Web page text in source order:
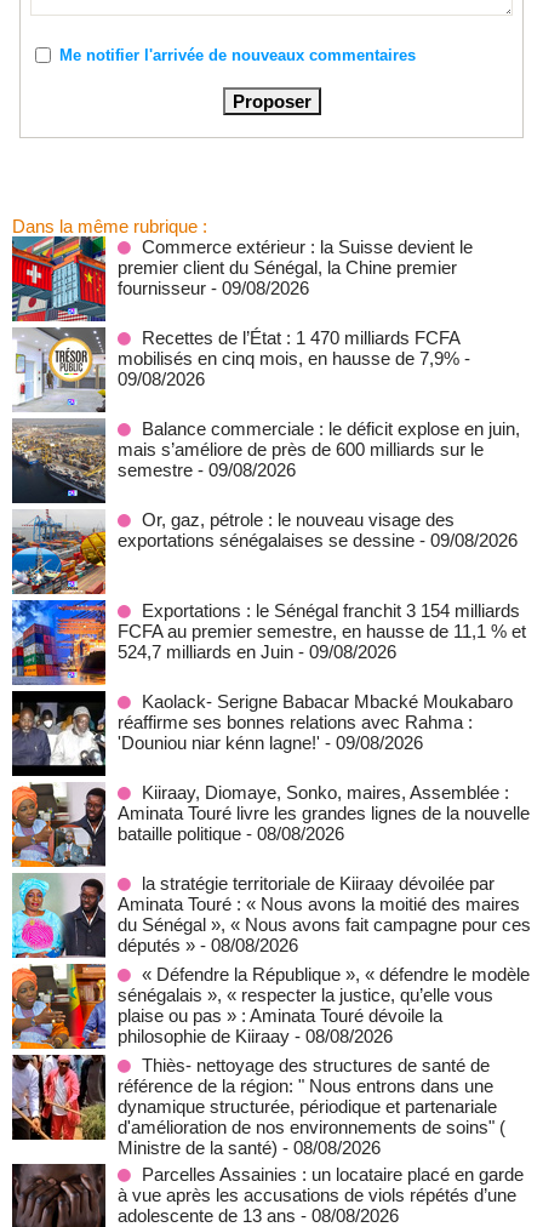
Me notifier l'arrivée de nouveaux commentaires
Dans la même rubrique :
Commerce extérieur : la Suisse devient le
premier client du Sénégal, la Chine premier
fournisseur - 09/08/2026
Recettes de l’État : 1 470 milliards FCFA
mobilisés en cinq mois, en hausse de 7,9% -
09/08/2026
Balance commerciale : le déficit explose en juin,
mais s’améliore de près de 600 milliards sur le
semestre - 09/08/2026
Or, gaz, pétrole : le nouveau visage des
exportations sénégalaises se dessine - 09/08/2026
Exportations : le Sénégal franchit 3 154 milliards
FCFA au premier semestre, en hausse de 11,1 % et
524,7 milliards en Juin - 09/08/2026
Kaolack- Serigne Babacar Mbacké Moukabaro
réaffirme ses bonnes relations avec Rahma :
'Douniou niar kénn lagne!' - 09/08/2026
Kiiraay, Diomaye, Sonko, maires, Assemblée :
Aminata Touré livre les grandes lignes de la nouvelle
bataille politique - 08/08/2026
la stratégie territoriale de Kiiraay dévoilée par
Aminata Touré : « Nous avons la moitié des maires
du Sénégal », « Nous avons fait campagne pour ces
députés » - 08/08/2026
« Défendre la République », « défendre le modèle
sénégalais », « respecter la justice, qu’elle vous
plaise ou pas » : Aminata Touré dévoile la
philosophie de Kiiraay - 08/08/2026
Thiès- nettoyage des structures de santé de
référence de la région: " Nous entrons dans une
dynamique structurée, périodique et partenariale
d'amélioration de nos environnements de soins" (
Ministre de la santé) - 08/08/2026
Parcelles Assainies : un locataire placé en garde
à vue après les accusations de viols répétés d’une
adolescente de 13 ans - 08/08/2026